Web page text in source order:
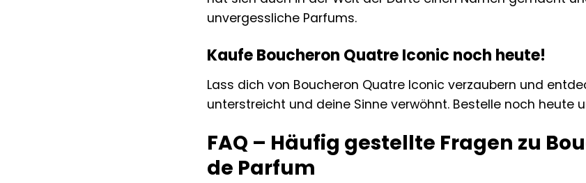
unvergessliche Parfums.
Kaufe Boucheron Quatre Iconic noch heute!
Lass dich von Boucheron Quatre Iconic verzaubern und
unterstreicht und deine Sinne verwöhnt. Bestelle noch heute
FAQ – Häufig gestellte Fragen zu
de Parfum